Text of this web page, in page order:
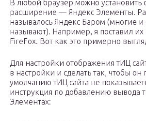
В любой браузер можно установить
расширение — Яндекс Элементы.
называлось Яндекс Баром (многие и
называют). Например, я поставил их
FireFox. Вот как это примерно
Для настройки отображения тИЦ
в настройки и сделать так, чтобы он
умолчанию тИЦ сайта не
инструкция по добавлению вывода
Элементах: